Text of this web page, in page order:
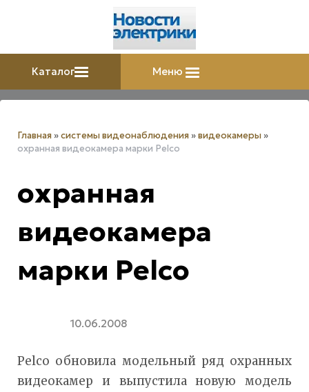
Каталог Меню
Главная »системы видеонаблюдения »видеокамеры »
охранная видеокамера марки Pelco
охранная
видеокамера
марки Pelco
10.06.2008
Pelco обновила модельный ряд охранных
видеокамер и выпустила новую модель